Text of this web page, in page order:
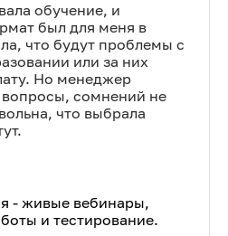
обучение, и
был для меня в
что будут проблемы с
или за них
Но менеджер
вопросы, сомнений не
что выбрала
- живые вебинары,
и тестирование.